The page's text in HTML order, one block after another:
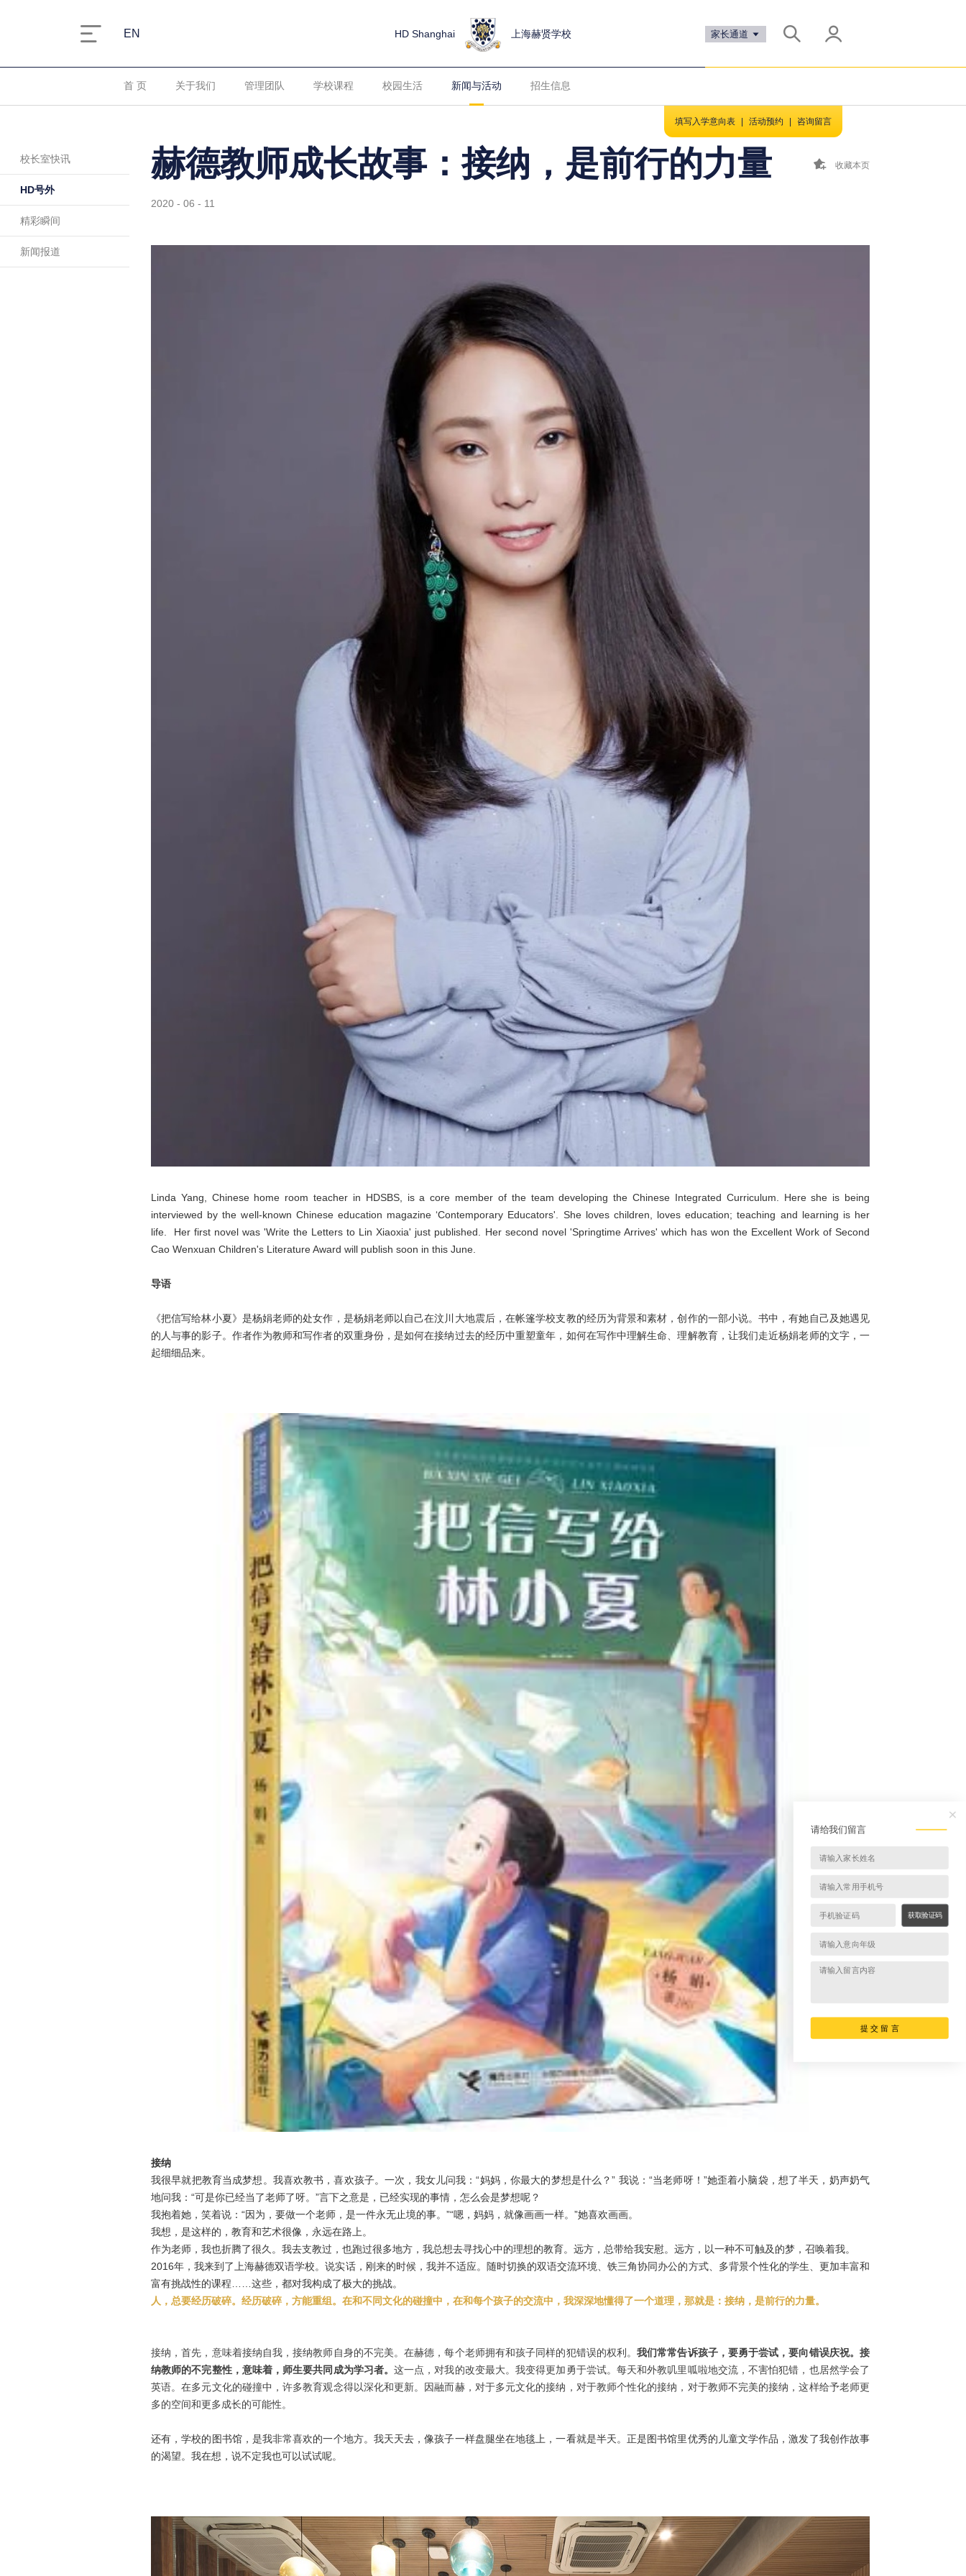
EN 家长通道
HD Shanghai 上海赫贤学校
首 页 关于我们 管理团队 学校课程 校园生活 新闻与活动 招生信息
填写入学意向表 活动预约 咨询留言
校长室快讯
HD号外
精彩瞬间
新闻报道
赫德教师成长故事：接纳，是前行的力量 收藏本页
2020 - 06 - 11
​Linda Yang, Chinese home room teacher in HDSBS, is a core member of the team developing the Chinese Integrated Curriculum. Here she is being
interviewed by the well-known Chinese education magazine ‘Contemporary Educators'. She loves children, loves education; teaching and learning is her
life. Her first novel was 'Write the Letters to Lin Xiaoxia' just published. Her second novel 'Springtime Arrives' which has won the Excellent Work of Second
Cao Wenxuan Children's Literature Award will publish soon in this June.
导语
《把信写给林小夏》是杨娟老师的处女作，是杨娟老师以自己在汶川大地震后，在帐篷学校支教的经历为背景和素材，创作的一部小说。书中，有她自己及她遇见
的人与事的影子。作者作为教师和写作者的双重身份，是如何在接纳过去的经历中重塑童年，如何在写作中理解生命、理解教育，让我们走近杨娟老师的文字，一
起细细品来。
接纳
我很早就把教育当成梦想。我喜欢教书，喜欢孩子。一次，我女儿问我：“妈妈，你最大的梦想是什么？” 我说：“当老师呀！”她歪着小脑袋，想了半天，奶声奶气
地问我：“可是你已经当了老师了呀。”言下之意是，已经实现的事情，怎么会是梦想呢？
我抱着她，笑着说：“因为，要做一个老师，是一件永无止境的事。”“嗯，妈妈，就像画画一样。”她喜欢画画。
我想，是这样的，教育和艺术很像，永远在路上。
作为老师，我也折腾了很久。我去支教过，也跑过很多地方，我总想去寻找心中的理想的教育。远方，总带给我安慰。远方，以一种不可触及的梦，召唤着我。
2016年，我来到了上海赫德双语学校。说实话，刚来的时候，我并不适应。随时切换的双语交流环境、铁三角协同办公的方式、多背景个性化的学生、更加丰富和
富有挑战性的课程……这些，都对我构成了极大的挑战。
人，总要经历破碎。经历破碎，方能重组。在和不同文化的碰撞中，在和每个孩子的交流中，我深深地懂得了一个道理，那就是：接纳，是前行的力量。
接纳，首先，意味着接纳自我，接纳教师自身的不完美。在赫德，每个老师拥有和孩子同样的犯错误的权利。我们常常告诉孩子，要勇于尝试，要向错误庆祝。接
纳教师的不完整性，意味着，师生要共同成为学习者。这一点，对我的改变最大。我变得更加勇于尝试。每天和外教叽里呱啦地交流，不害怕犯错，也居然学会了
英语。在多元文化的碰撞中，许多教育观念得以深化和更新。因融而赫，对于多元文化的接纳，对于教师个性化的接纳，对于教师不完美的接纳，这样给予老师更
多的空间和更多成长的可能性。
还有，学校的图书馆，是我非常喜欢的一个地方。我天天去，像孩子一样盘腿坐在地毯上，一看就是半天。正是图书馆里优秀的儿童文学作品，激发了我创作故事
的渴望。我在想，说不定我也可以试试呢。
请给我们留言
获取验证码
提 交 留 言